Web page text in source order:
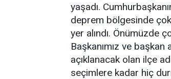
yaşadı.
deprem bölgesinde
yer alındı. Önümüzde
Başkanımız ve
açıklanacak olan ilçe
seçimlere kadar hiç